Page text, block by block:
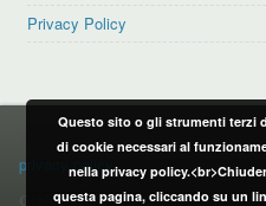
Privacy Policy
PRIVACY POLICY
privacy policy
CONTATTI:
Questo sito o gli strumenti terzi
di cookie necessari al
nella privacy
questa pagina, cliccando su un